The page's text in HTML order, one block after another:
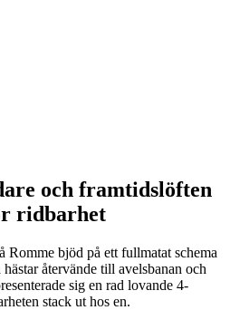
och framtidslöften
ridbarhet
Romme bjöd på ett fullmatat schema
återvände till avelsbanan och
sig en rad lovande 4-
stack ut hos en.